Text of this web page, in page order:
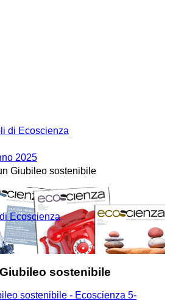
di Ecoscienza
2025
Giubileo sostenibile
Ecoscienza
sostenibile
sostenibile - Ecoscienza 5-